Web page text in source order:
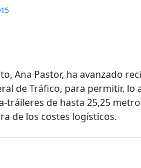
Ana Pastor, ha avanzado
de Tráfico, para permitir,
tráileres de hasta 25,25
de los costes logísticos.